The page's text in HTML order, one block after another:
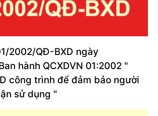
2002/QĐ-BXD ngày
hành QCXDVN 01:2002 "
công trình để đảm bảo người
sử dụng "